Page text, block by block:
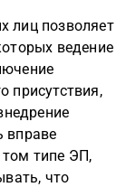
лиц позволяет
ведение
присутствия,
вправе
типе ЭП,
что